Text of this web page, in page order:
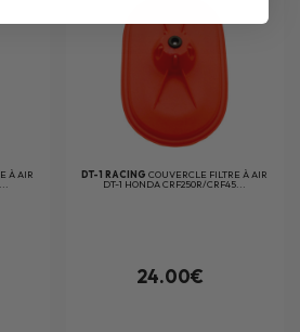
À AIR
DT-1 RACINGCOUVERCLE FILTRE À AIR
DT-1 HONDA CRF250R/CRF45...
24.00€